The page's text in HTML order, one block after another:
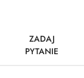
ZADAJ
PYTANIE